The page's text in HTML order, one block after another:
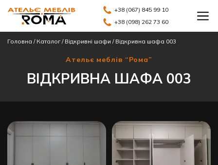
+38 (067) 845 99 10
+38 (098) 262 73 60
Головна / Каталог/ Відкривні шафи / Відкривна шафа 003
Ательє меблів “Рома”
ВІДКРИВНА ШАФА 003